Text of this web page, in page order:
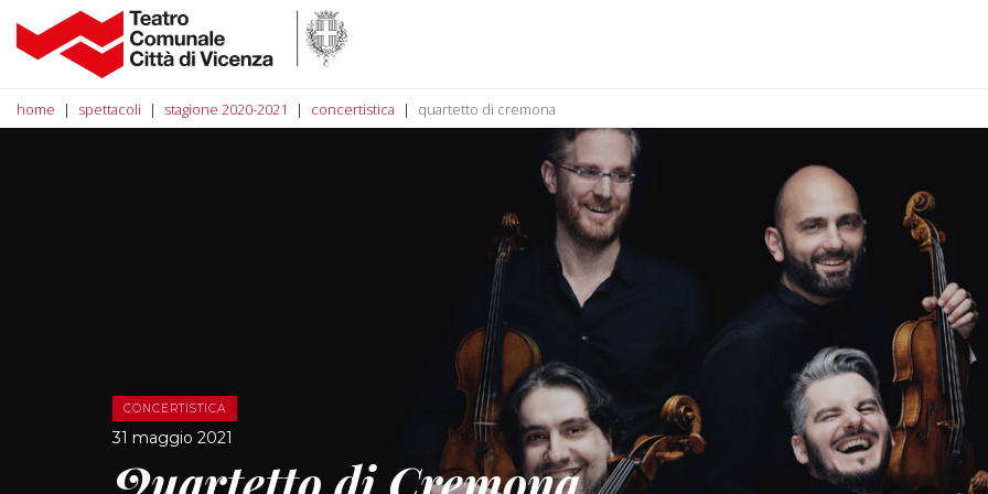
home spettacoli stagione 2020-2021 concertistica quartetto di cremona
CONCERTISTICA
31 maggio 2021